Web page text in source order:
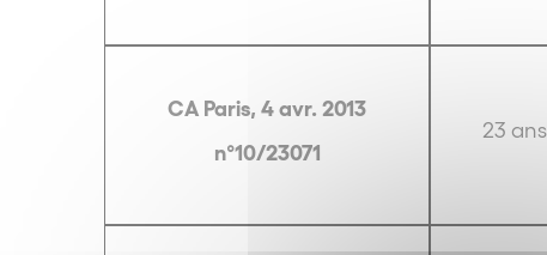
CA Paris, 4 avr. 2013
n°10/23071
23 ans